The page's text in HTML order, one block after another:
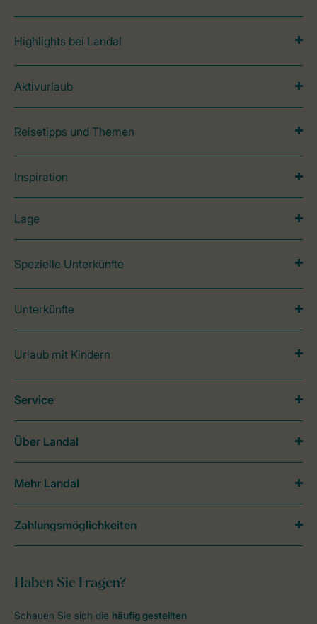
Highlights bei Landal
Aktivurlaub
Reisetipps und Themen
Inspiration
Lage
Spezielle Unterkünfte
Unterkünfte
Urlaub mit Kindern
Haben Sie Fragen?
Schauen Sie sich die häufig gestellten
Service
Über Landal
Mehr Landal
Zahlungsmöglichkeiten